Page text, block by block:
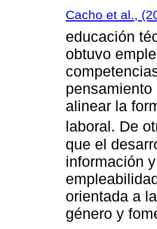
Cacho et al.,
educación
obtuvo
alinear la
laboral. De
que el
información
orientada a
género y